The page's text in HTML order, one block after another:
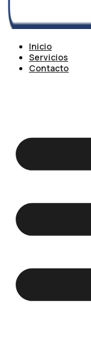
Inicio
Servicios
Contacto